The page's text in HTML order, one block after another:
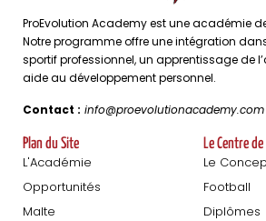
ProEvolution Academy est une académie
Notre programme offre une intégration
sportif professionnel, un apprentissage de
aide au développement personnel.
Contact : info@proevolutionacademy.com
Plan du Site
L'Académie
Opportunités
Malte
Le Centre
Le
Football
Diplômes